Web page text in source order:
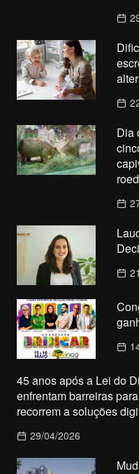
Dia
45 anos após a Lei do
enfrentam barreiras
recorrem a soluções
29/04/2026